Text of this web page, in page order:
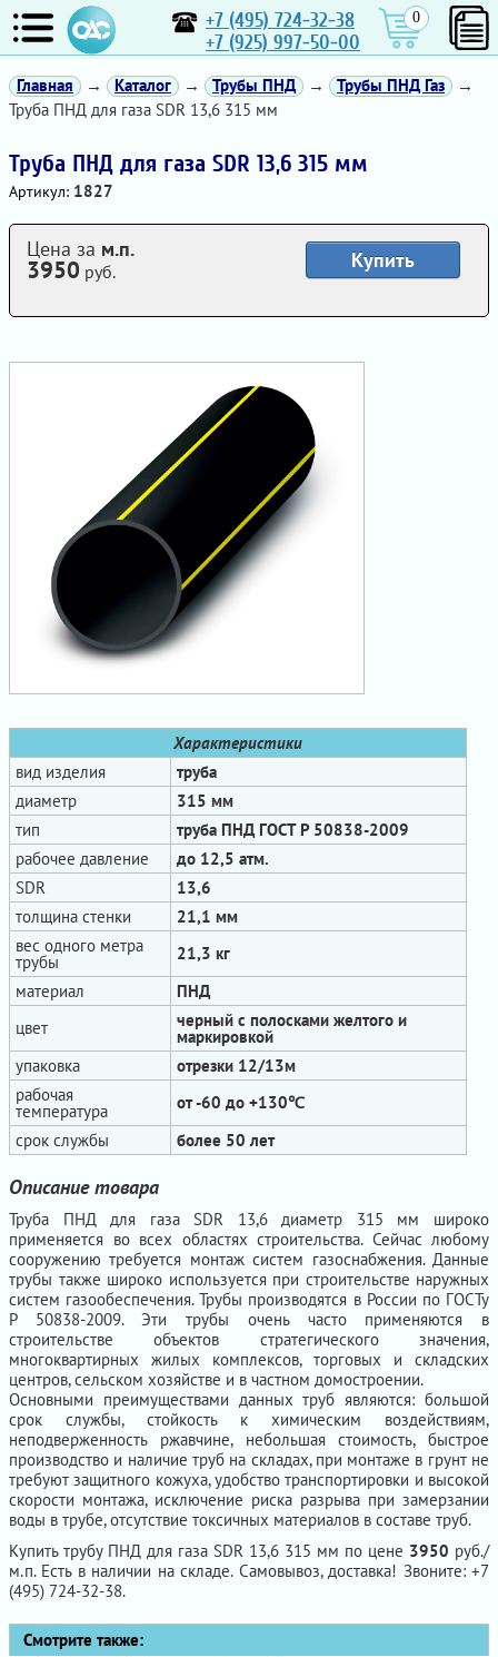
+7 (495) 724-32-38
+7 (925) 997-50-00
0
Главная → Каталог → Трубы ПНД → Трубы ПНД Газ
→
Труба ПНД для газа SDR 13,6 315 мм
Труба ПНД для газа SDR 13,6 315 мм
Артикул: 1827
Характеристики
вид изделия
труба
диаметр
315 мм
тип
труба ПНД ГОСТ Р 50838-2009
рабочее давление
до 12,5 атм.
SDR
13,6
толщина стенки
21,1 мм
вес одного метра
трубы
21,3 кг
материал
ПНД
цвет
черный с полосками желтого и
маркировкой
упаковка
отрезки 12/13м
рабочая
температура
от -60 до +130℃
срок службы
более 50 лет
Купить
Цена за м.п.
3950 руб.
Описание товара
Труба ПНД для газа SDR 13,6 диаметр 315 мм широко
применяется во всех областях строительства. Сейчас любому
сооружению требуется монтаж систем газоснабжения. Данные
трубы также широко используется при строительстве наружных
систем газообеспечения. Трубы производятся в России по ГОСТу
Р 50838-2009. Эти трубы очень часто применяются в
строительстве объектов стратегического значения,
многоквартирных жилых комплексов, торговых и складских
центров, сельском хозяйстве и в частном домостроении.
Основными преимуществами данных труб являются: большой
срок службы, стойкость к химическим воздействиям,
неподверженность ржавчине, небольшая стоимость, быстрое
производство и наличие труб на складах, при монтаже в грунт не
требуют защитного кожуха, удобство транспортировки и высокой
скорости монтажа, исключение риска разрыва при замерзании
воды в трубе, отсутствие токсичных материалов в составе труб.
Купить трубу ПНД для газа SDR 13,6 315 мм по цене 3950 руб./
м.п. Есть в наличии на складе. Самовывоз, доставка! Звоните: +7
(495) 724-32-38.
Смотрите также: